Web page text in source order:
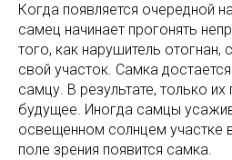
Когда появляется очередной
самец начинает прогонять
того, как нарушитель
свой участок. Самка
самцу. В результате, только
будущее. Иногда самцы
освещенном солнцем участке
поле зрения появится самка.